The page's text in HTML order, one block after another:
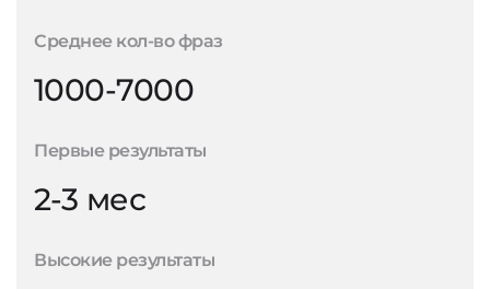
Среднее кол-во фраз
1000-7000
Первые результаты
2-3 мес
Высокие результаты